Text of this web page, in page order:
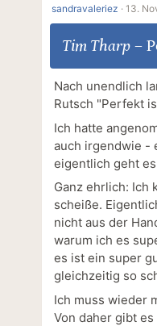
sandravaleriez · 13.
Tim Tharp–
Nach unendlich
Rutsch "Perfekt
Ich hatte
auch irgendwie -
eigentlich geht
Ganz ehrlich: Ich
scheiße.
nicht aus der
warum ich es
es ist ein super
gleichzeitig so
Ich muss wieder
Von daher gibt